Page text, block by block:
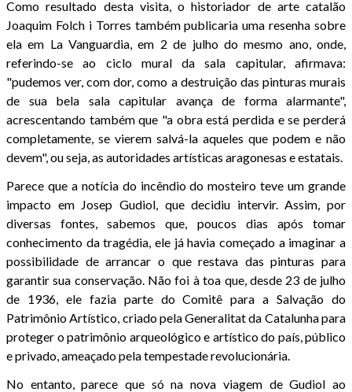
Como resultado desta visita, o historiador de arte catalão
Joaquim Folch i Torres também publicaria uma resenha sobre
ela em La Vanguardia, em 2 de julho do mesmo ano, onde,
referindo-se ao ciclo mural da sala capitular, afirmava:
"pudemos ver, com dor, como a destruição das pinturas murais
de sua bela sala capitular avança de forma alarmante",
acrescentando também que "a obra está perdida e se perderá
completamente, se vierem salvá-la aqueles que podem e não
devem", ou seja, as autoridades artísticas aragonesas e estatais.
Parece que a notícia do incêndio do mosteiro teve um grande
impacto em Josep Gudiol, que decidiu intervir. Assim, por
diversas fontes, sabemos que, poucos dias após tomar
conhecimento da tragédia, ele já havia começado a imaginar a
possibilidade de arrancar o que restava das pinturas para
garantir sua conservação. Não foi à toa que, desde 23 de julho
de 1936, ele fazia parte do Comitê para a Salvação do
Patrimônio Artístico, criado pela Generalitat da Catalunha para
proteger o patrimônio arqueológico e artístico do país, público
e privado, ameaçado pela tempestade revolucionária.
No entanto, parece que só na nova viagem de Gudiol ao